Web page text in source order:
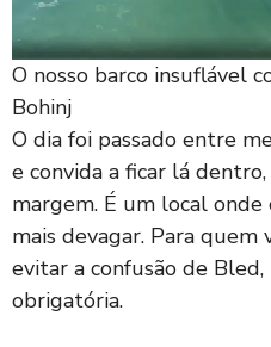
O nosso barco insuflável
Bohinj
O dia foi passado entre
e convida a ficar lá
margem. É um local
mais devagar. Para quem
evitar a confusão de
obrigatória.